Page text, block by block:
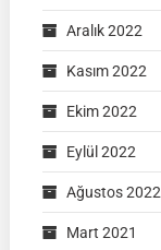
Aralık 2022
Kasım 2022
Ekim 2022
Eylül 2022
Ağustos 2022
Mart 2021